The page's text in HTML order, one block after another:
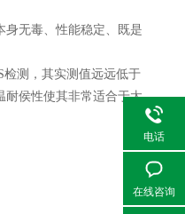
无毒、性能稳定、既是
测，其实测值远远低于
耐侯性使其非常适合于太
电话
在线咨询